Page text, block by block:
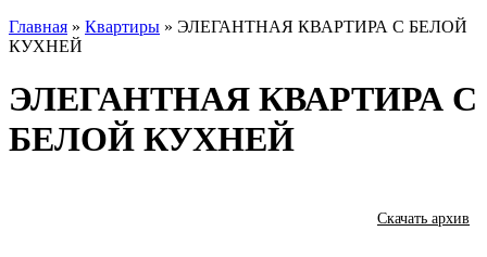
Главная » Квартиры » ЭЛЕГАНТНАЯ КВАРТИРА С БЕЛОЙ
КУХНЕЙ
ЭЛЕГАНТНАЯ КВАРТИРА С
БЕЛОЙ КУХНЕЙ
Скачать архив